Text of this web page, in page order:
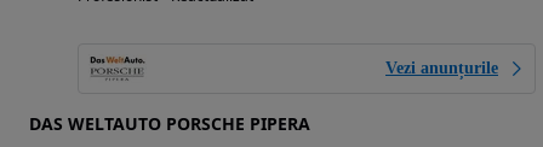
Vezi anunțurile
DAS WELTAUTO PORSCHE PIPERA